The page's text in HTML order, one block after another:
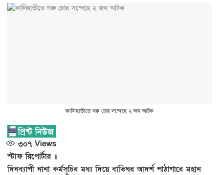
কালিহাতীতে গরু চোর সন্দেহে ২ জন আটক
৩০৭ Views
স্টাফ রিপোর্টার ॥
দিনব্যাপী নানা কর্মসূচির মধ্য দিয়ে বাতিঘর আদর্শ পাঠাগারে মহান